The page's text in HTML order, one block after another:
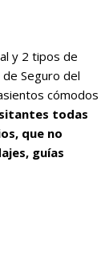
y 2 tipos de
Seguro del
cómodos
todas
que no
guías